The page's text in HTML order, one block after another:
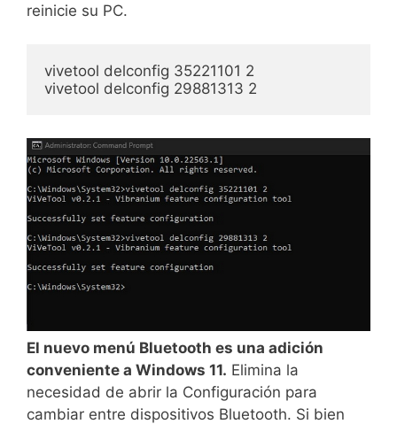
reinicie su PC.
vivetool delconfig 35221101 2
vivetool delconfig 29881313 2
El nuevo menú Bluetooth es una adición
conveniente a Windows 11. Elimina la
necesidad de abrir la Configuración para
cambiar entre dispositivos Bluetooth. Si bien